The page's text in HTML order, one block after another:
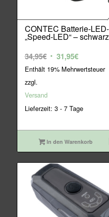
CONTEC Batterie-
„Speed-LED“ –
34,95€ Ursprünglicher
Preis
31,95€Aktueller
Preis
Enthält 19% Mehrwertsteuer
zzgl.
Versand
Lieferzeit: 3 - 7 Tage
In den Warenkorb